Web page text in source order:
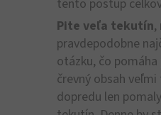
tento postup
Pite veľa tekutín,
pravdepodobne
otázku, čo
črevný obsah
dopredu len